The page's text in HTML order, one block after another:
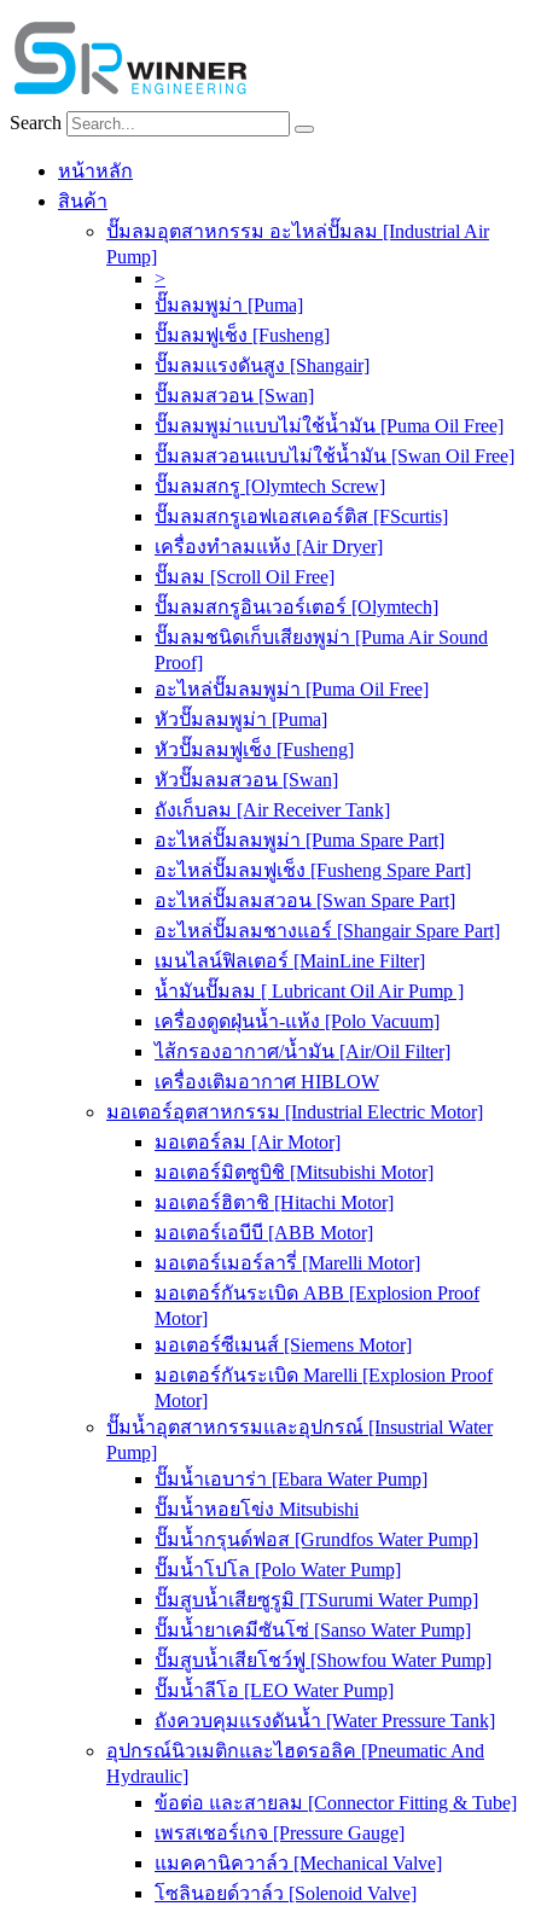
Skip
to
content
Search
หน้าหลัก
สินค้า
ปั๊มลมอุตสาหกรรม อะไหล่ปั๊มลม [Industrial Air
Pump]
>
ปั๊มลมพูม่า [Puma]
ปั๊มลมฟูเช็ง [Fusheng]
ปั๊มลมแรงดันสูง [Shangair]
ปั๊มลมสวอน [Swan]
ปั๊มลมพูม่าแบบไม่ใช้น้ำมัน [Puma Oil Free]
ปั๊มลมสวอนแบบไม่ใช้น้ำมัน [Swan Oil Free]
ปั๊มลมสกรู [Olymtech Screw]
ปั๊มลมสกรูเอฟเอสเคอร์ติส [FScurtis]
เครื่องทำลมแห้ง [Air Dryer]
ปั๊มลม [Scroll Oil Free]
ปั๊มลมสกรูอินเวอร์เตอร์ [Olymtech]
ปั๊มลมชนิดเก็บเสียงพูม่า [Puma Air Sound
Proof]
อะไหล่ปั๊มลมพูม่า [Puma Oil Free]
หัวปั๊มลมพูม่า [Puma]
หัวปั๊มลมฟูเช็ง [Fusheng]
หัวปั๊มลมสวอน [Swan]
ถังเก็บลม [Air Receiver Tank]
อะไหล่ปั๊มลมพูม่า [Puma Spare Part]
อะไหล่ปั๊มลมฟูเช็ง [Fusheng Spare Part]
อะไหล่ปั๊มลมสวอน [Swan Spare Part]
อะไหล่ปั๊มลมชางแอร์ [Shangair Spare Part]
เมนไลน์ฟิลเตอร์ [MainLine Filter]
น้ำมันปั๊มลม [ Lubricant Oil Air Pump ]
เครื่องดูดฝุ่นน้ำ-แห้ง [Polo Vacuum]
ไส้กรองอากาศ/น้ำมัน [Air/Oil Filter]
เครื่องเติมอากาศ HIBLOW
มอเตอร์อุตสาหกรรม [Industrial Electric Motor]
มอเตอร์ลม [Air Motor]
มอเตอร์มิตซูบิชิ [Mitsubishi Motor]
มอเตอร์ฮิตาชิ [Hitachi Motor]
มอเตอร์เอบีบี [ABB Motor]
มอเตอร์เมอร์ลารี่ [Marelli Motor]
มอเตอร์กันระเบิด ABB [Explosion Proof
Motor]
มอเตอร์ซีเมนส์ [Siemens Motor]
มอเตอร์กันระเบิด Marelli [Explosion Proof
Motor]
ปั๊มน้ำอุตสาหกรรมและอุปกรณ์ [Insustrial Water
Pump]
ปั๊มน้ำเอบาร่า [Ebara Water Pump]
ปั๊มน้ำหอยโข่ง Mitsubishi
ปั๊มน้ำกรุนด์ฟอส [Grundfos Water Pump]
ปั๊มน้ำโปโล [Polo Water Pump]
ปั๊มสูบน้ำเสียซูรูมิ [TSurumi Water Pump]
ปั๊มน้ำยาเคมีซันโซ่ [Sanso Water Pump]
ปั๊มสูบน้ำเสียโชว์ฟู [Showfou Water Pump]
ปั๊มน้ำลีโอ [LEO Water Pump]
ถังควบคุมแรงดันน้ำ [Water Pressure Tank]
อุปกรณ์นิวเมติกและไฮดรอลิค [Pneumatic And
Hydraulic]
ข้อต่อ และสายลม [Connector Fitting & Tube]
เพรสเชอร์เกจ [Pressure Gauge]
แมคคานิควาล์ว [Mechanical Valve]
โซลินอยด์วาล์ว [Solenoid Valve]